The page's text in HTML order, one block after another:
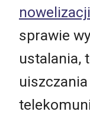
sprawie
ustalania,